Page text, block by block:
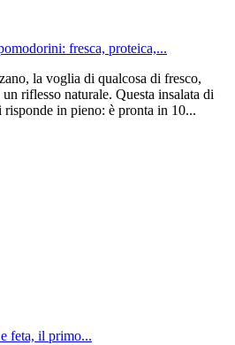
fresca, proteica,...
la voglia di qualcosa di fresco,
riflesso naturale. Questa insalata di
in pieno: è pronta in 10...
feta, il primo...